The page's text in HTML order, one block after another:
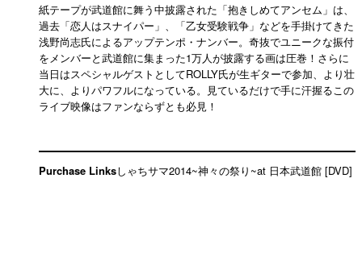
紙テープが武道館に舞う中披露された「抱きしめてアンセム」は、
過去「恋人はスナイパー」、「乙女受験戦争」などを手掛けてきた
浅野尚志氏によるアップテンポ・ナンバー。奇抜でユニークな振付
をメンバーと武道館に集まった1万人が披露する画は圧巻！さらに
当日はスペシャルゲストとしてROLLY氏が生ギターで参加、より壮
大に、よりパワフルになっている。見ているだけで手に汗握るこの
ライブ映像はファンならずとも必見！
Purchase Linksしゃちサマ2014~神々の祭り~at 日本武道館 [DVD]